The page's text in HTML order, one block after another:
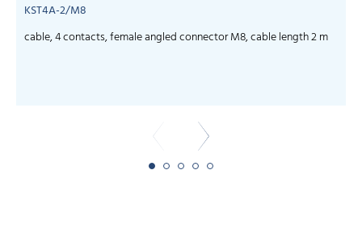
KST4A-2/M8
cable, 4 contacts, female angled connector M8, cable length 2 m